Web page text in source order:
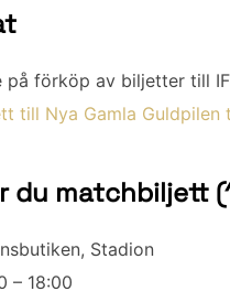
på förköp av biljetter till
till Nya Gamla Guldpilen
du matchbiljett
Stadion
– 18:00